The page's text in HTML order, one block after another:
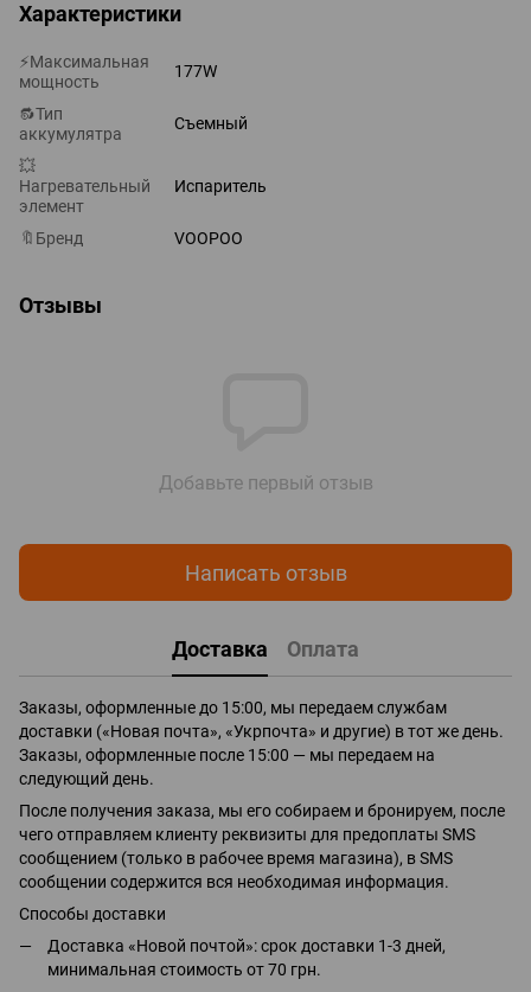
Характеристики
⚡Максимальная
мощность
177W
🔂Тип
аккумулятра
Съемный
💥
Нагревательный
элемент
Испаритель
🔖Бренд VOOPOO
Отзывы
Добавьте первый отзыв
Написать отзыв
Доставка Оплата
Заказы, оформленные до 15:00, мы передаем службам
доставки («Новая почта», «Укрпочта» и другие) в тот же день.
Заказы, оформленные после 15:00 — мы передаем на
следующий день.
После получения заказа, мы его собираем и бронируем, после
чего отправляем клиенту реквизиты для предоплаты SMS
сообщением (только в рабочее время магазина), в SMS
сообщении содержится вся необходимая информация.
Способы доставки
Доставка «Новой почтой»: срок доставки 1-3 дней,
минимальная стоимость от 70 грн.